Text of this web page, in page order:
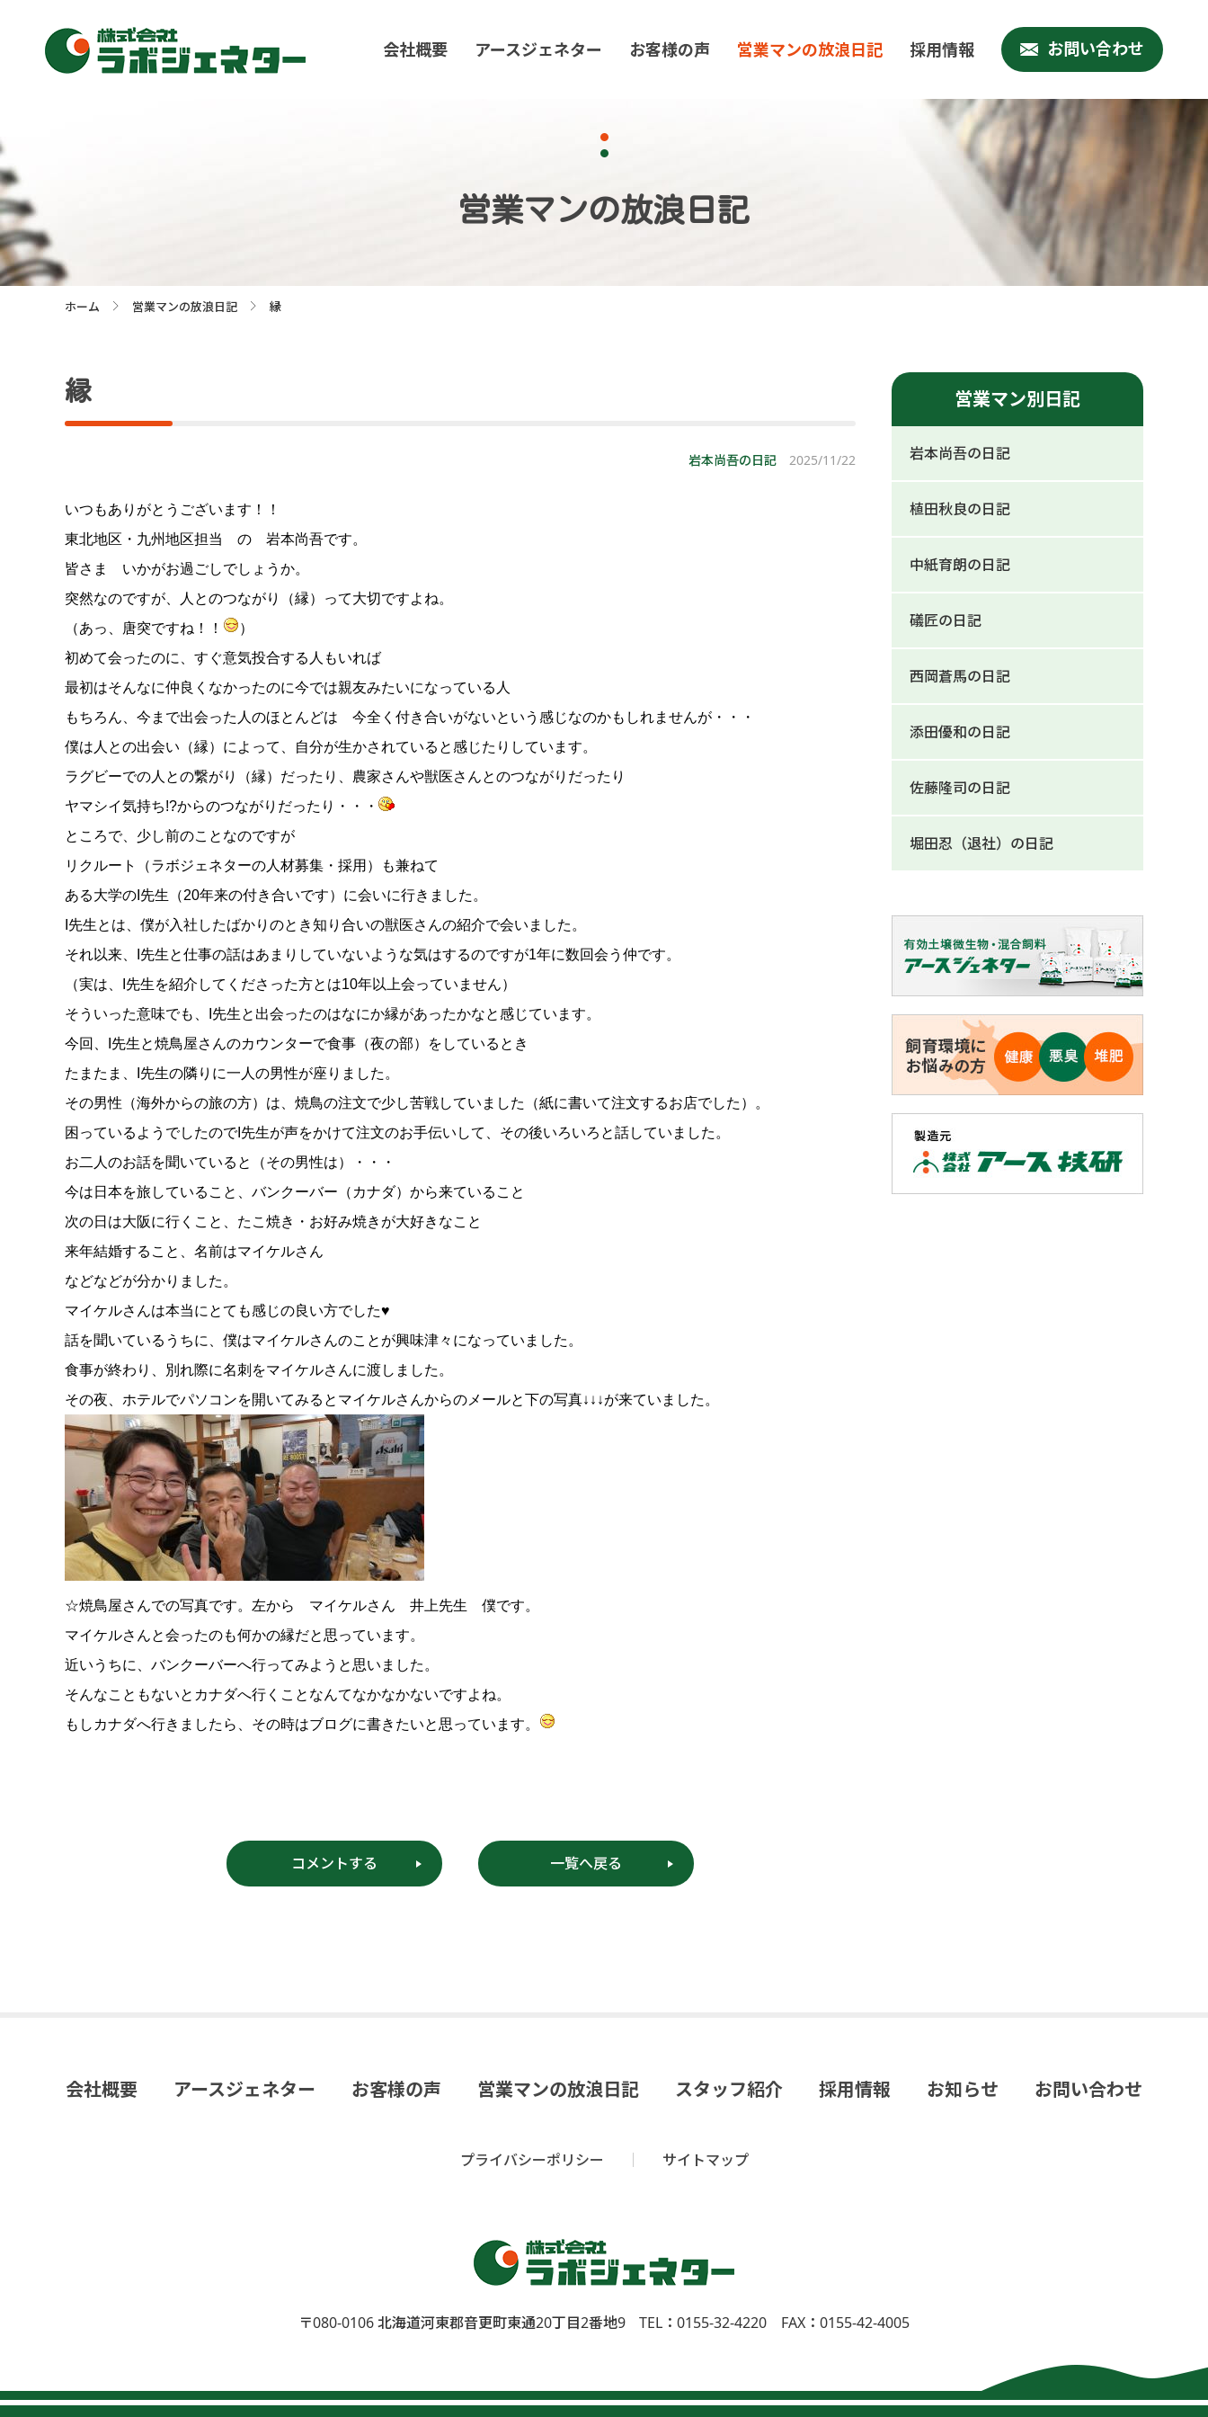
会社概要 アースジェネター お客様の声 営業マンの放浪日記 採用情報 お問い合わせ
営業マンの放浪日記
ホーム 営業マンの放浪日記 縁
縁
岩本尚吾の日記 2025/11/22
いつもありがとうございます！！
東北地区・九州地区担当 の 岩本尚吾です。
皆さま いかがお過ごしでしょうか。
突然なのですが、人とのつながり（縁）って大切ですよね。
（あっ、唐突ですね！！
）
初めて会ったのに、すぐ意気投合する人もいれば
最初はそんなに仲良くなかったのに今では親友みたいになっている人
もちろん、今まで出会った人のほとんどは 今全く付き合いがないという感じなのかもしれませんが・・・
僕は人との出会い（縁）によって、自分が生かされていると感じたりしています。
ラグビーでの人との繋がり（縁）だったり、農家さんや獣医さんとのつながりだったり
ヤマシイ気持ち!?からのつながりだったり・・・
ところで、少し前のことなのですが
リクルート（ラボジェネターの人材募集・採用）も兼ねて
ある大学のI先生（20年来の付き合いです）に会いに行きました。
I先生とは、僕が入社したばかりのとき知り合いの獣医さんの紹介で会いました。
それ以来、I先生と仕事の話はあまりしていないような気はするのですが1年に数回会う仲です。
（実は、I先生を紹介してくださった方とは10年以上会っていません）
そういった意味でも、I先生と出会ったのはなにか縁があったかなと感じています。
今回、I先生と焼鳥屋さんのカウンターで食事（夜の部）をしているとき
たまたま、I先生の隣りに一人の男性が座りました。
その男性（海外からの旅の方）は、焼鳥の注文で少し苦戦していました（紙に書いて注文するお店でした）。
困っているようでしたのでI先生が声をかけて注文のお手伝いして、その後いろいろと話していました。
お二人のお話を聞いていると（その男性は）・・・
今は日本を旅していること、バンクーバー（カナダ）から来ていること
次の日は大阪に行くこと、たこ焼き・お好み焼きが大好きなこと
来年結婚すること、名前はマイケルさん
などなどが分かりました。
マイケルさんは本当にとても感じの良い方でした♥
話を聞いているうちに、僕はマイケルさんのことが興味津々になっていました。
食事が終わり、別れ際に名刺をマイケルさんに渡しました。
その夜、ホテルでパソコンを開いてみるとマイケルさんからのメールと下の写真↓↓↓が来ていました。
☆焼鳥屋さんでの写真です。左から マイケルさん 井上先生 僕です。
マイケルさんと会ったのも何かの縁だと思っています。
近いうちに、バンクーバーへ行ってみようと思いました。
そんなこともないとカナダへ行くことなんてなかなかないですよね。
もしカナダへ行きましたら、その時はブログに書きたいと思っています。
コメントする 一覧へ戻る
営業マン別日記
岩本尚吾の日記
植田秋良の日記
中紙育朗の日記
礒匠の日記
西岡蒼馬の日記
添田優和の日記
佐藤隆司の日記
堀田忍（退社）の日記
会社概要 アースジェネター お客様の声 営業マンの放浪日記 スタッフ紹介 採用情報 お知らせ お問い合わせ
プライバシーポリシー サイトマップ
〒080-0106 北海道河東郡⾳更町東通20丁⽬2番地9 TEL：0155-32-4220 FAX：0155-42-4005